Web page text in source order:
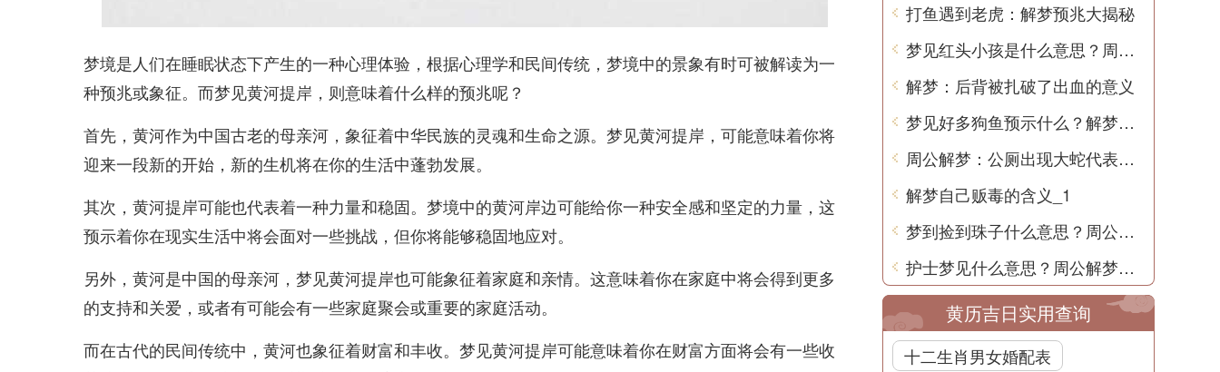
梦境是人们在睡眠状态下产生的一种心理体验，根据心理学和民间传统，梦境中的景象有时可被解读为一
种预兆或象征。而梦见黄河提岸，则意味着什么样的预兆呢？
首先，黄河作为中国古老的母亲河，象征着中华民族的灵魂和生命之源。梦见黄河提岸，可能意味着你将
迎来一段新的开始，新的生机将在你的生活中蓬勃发展。
其次，黄河提岸可能也代表着一种力量和稳固。梦境中的黄河岸边可能给你一种安全感和坚定的力量，这
预示着你在现实生活中将会面对一些挑战，但你将能够稳固地应对。
另外，黄河是中国的母亲河，梦见黄河提岸也可能象征着家庭和亲情。这意味着你在家庭中将会得到更多
的支持和关爱，或者有可能会有一些家庭聚会或重要的家庭活动。
而在古代的民间传统中，黄河也象征着财富和丰收。梦见黄河提岸可能意味着你在财富方面将会有一些收
打鱼遇到老虎：解梦预兆大揭秘
梦见红头小孩是什么意思？周公解梦告诉你
解梦：后背被扎破了出血的意义
梦见好多狗鱼预示什么？解梦用中文为你分析
周公解梦：公厕出现大蛇代表什么？
解梦自己贩毒的含义_1
梦到捡到珠子什么意思？周公解梦告诉你
护士梦见什么意思？周公解梦带你揭秘
黄历吉日实用查询
十二生肖男女婚配表